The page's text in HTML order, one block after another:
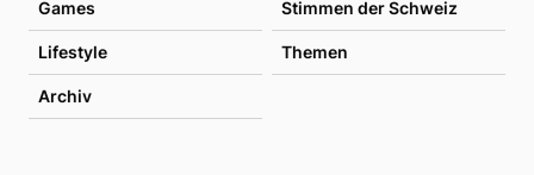
Games Stimmen der Schweiz
Lifestyle Themen
Archiv